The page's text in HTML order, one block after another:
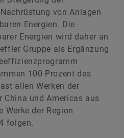
von Anlagen
Energien. Die
Energien wird daher an
Gruppe als Ergänzung
100 Prozent des
allen Werken der
China und Americas aus
Werke der Region
folgen.